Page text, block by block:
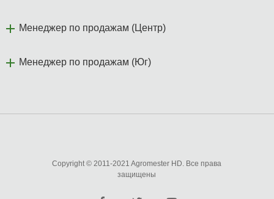
Менеджер по продажам (Центр)
Менеджер по продажам (Юг)
Copyright © 2011-2021 Agromester HD. Все права
защищены